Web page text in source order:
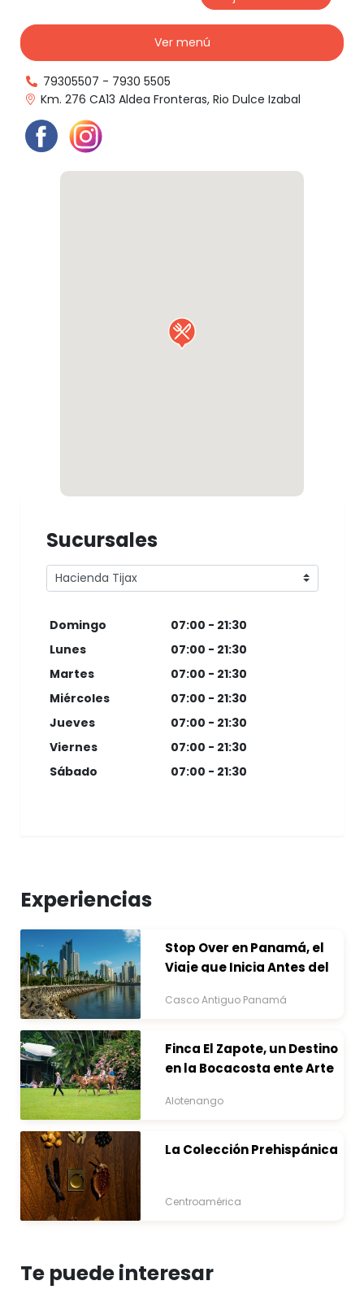
Ver menú
79305507 - 7930 5505
Km. 276 CA13 Aldea Fronteras, Rio Dulce Izabal
Sucursales
Domingo
07:00 - 21:30
Lunes
07:00 - 21:30
Martes
07:00 - 21:30
Miércoles
07:00 - 21:30
Jueves
07:00 - 21:30
Viernes
07:00 - 21:30
Sábado
07:00 - 21:30
Experiencias
Stop Over en Panamá, el
Viaje que Inicia Antes del
Casco Antiguo Panamá
Finca El Zapote, un Destino
en la Bocacosta ente Arte
Alotenango
La Colección Prehispánica
Centroamérica
Te puede interesar